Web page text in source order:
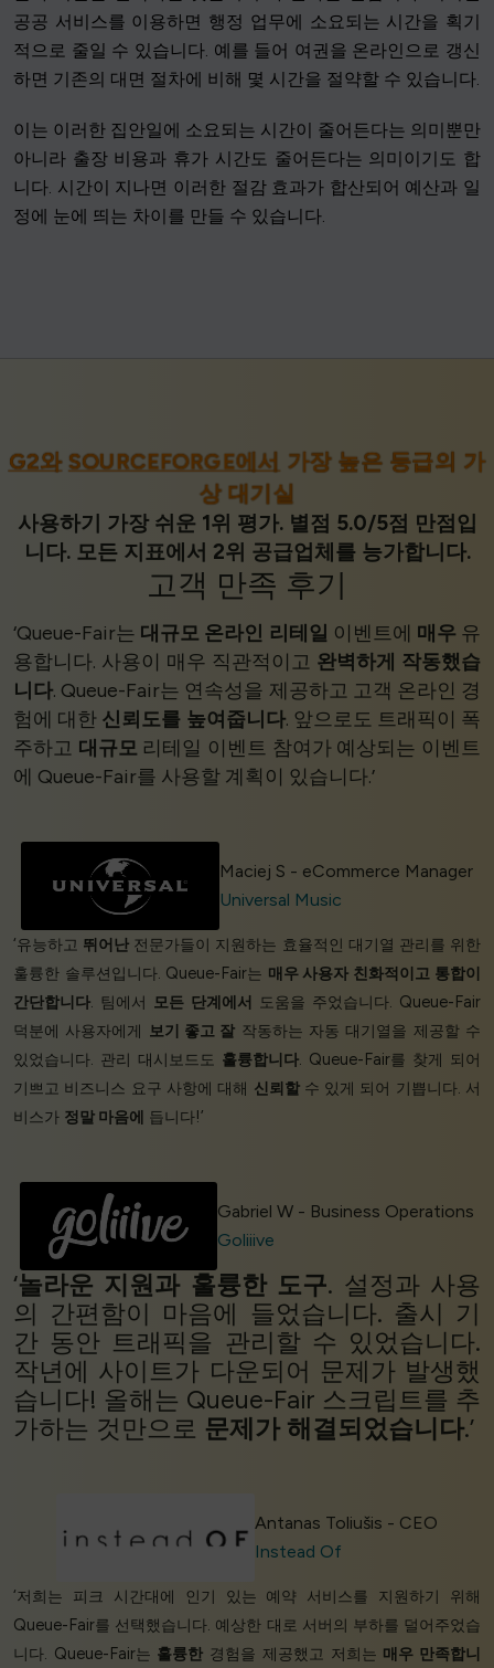
공공 서비스를 이용하면 행정 업무에 소요되는 시간을 획기
적으로 줄일 수 있습니다. 예를 들어 여권을 온라인으로 갱신
하면 기존의 대면 절차에 비해 몇 시간을 절약할 수 있습니다.
이는 이러한 집안일에 소요되는 시간이 줄어든다는 의미뿐만
아니라 출장 비용과 휴가 시간도 줄어든다는 의미이기도 합
니다. 시간이 지나면 이러한 절감 효과가 합산되어 예산과 일
정에 눈에 띄는 차이를 만들 수 있습니다.
G2와 SOURCEFORGE에서 가장 높은 등급의 가
상 대기실
사용하기 가장 쉬운 1위 평가. 별점 5.0/5점 만점입
니다. 모든 지표에서 2위 공급업체를 능가합니다.
고객 만족 후기
‘Queue-Fair는 대규모 온라인 리테일 이벤트에 매우유
용합니다. 사용이 매우 직관적이고 완벽하게 작동했습
니다. Queue-Fair는 연속성을 제공하고 고객 온라인 경
험에 대한 신뢰도를 높여줍니다. 앞으로도 트래픽이 폭
주하고 대규모리테일 이벤트 참여가 예상되는 이벤트
에 Queue-Fair를 사용할 계획이 있습니다.’
Maciej S - eCommerce Manager
Universal Music
‘유능하고 뛰어난 전문가들이 지원하는 효율적인 대기열 관리를 위한
훌륭한 솔루션입니다. Queue-Fair는 매우 사용자 친화적이고 통합이
간단합니다. 팀에서 모든 단계에서 도움을 주었습니다. Queue-Fair
덕분에 사용자에게 보기 좋고 잘 작동하는 자동 대기열을 제공할 수
있었습니다. 관리 대시보드도 훌륭합니다. Queue-Fair를 찾게 되어
기쁘고 비즈니스 요구 사항에 대해 신뢰할수 있게 되어 기쁩니다. 서
비스가 정말 마음에 듭니다!’
Gabriel W - Business Operations
Goliiive
‘놀라운 지원과 훌륭한 도구. 설정과 사용
의 간편함이 마음에 들었습니다. 출시 기
간 동안 트래픽을 관리할 수 있었습니다.
작년에 사이트가 다운되어 문제가 발생했
습니다! 올해는 Queue-Fair 스크립트를 추
가하는 것만으로 문제가 해결되었습니다.’
Antanas Toliušis - CEO
Instead Of
‘저희는 피크 시간대에 인기 있는 예약 서비스를 지원하기 위해
Queue-Fair를 선택했습니다. 예상한 대로 서버의 부하를 덜어주었습
니다. Queue-Fair는 훌륭한 경험을 제공했고 저희는 매우 만족합니